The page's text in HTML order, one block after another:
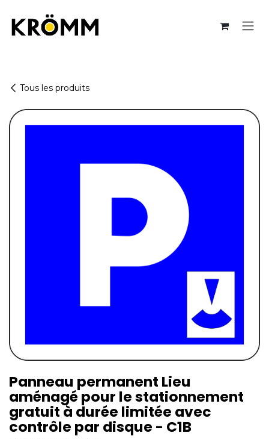
Tous les produits
Panneau permanent Lieu
aménagé pour le stationnement
gratuit à durée limitée avec
contrôle par disque - C1B